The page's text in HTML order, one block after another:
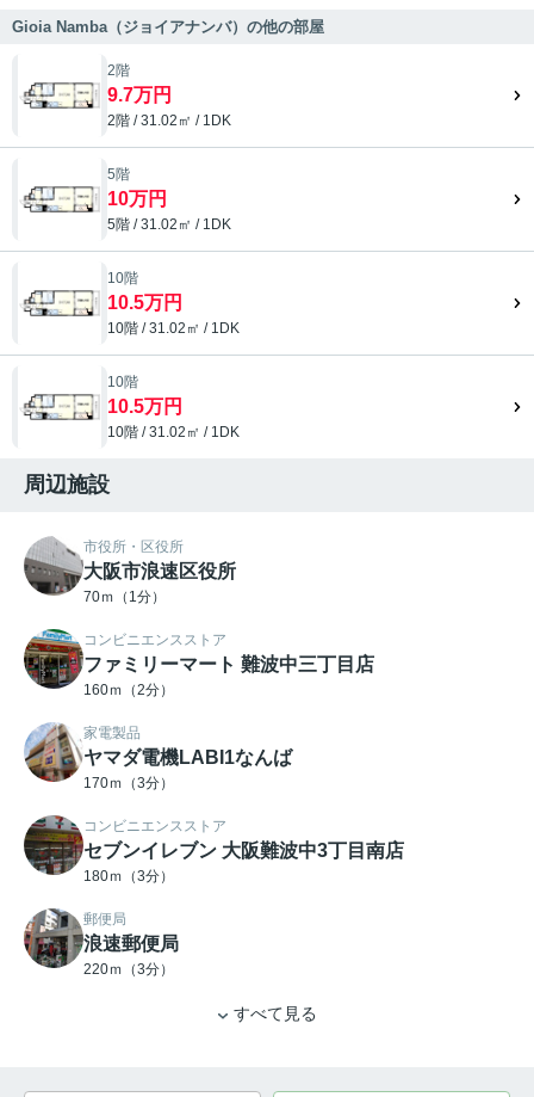
Gioia Namba（ジョイアナンバ）の他の部屋
2階
9.7万円
2階 / 31.02㎡ / 1DK
5階
10万円
5階 / 31.02㎡ / 1DK
10階
10.5万円
10階 / 31.02㎡ / 1DK
10階
10.5万円
10階 / 31.02㎡ / 1DK
周辺施設
市役所・区役所
大阪市浪速区役所
70ｍ（1分）
コンビニエンスストア
ファミリーマート 難波中三丁目店
160ｍ（2分）
家電製品
ヤマダ電機LABI1なんば
170ｍ（3分）
コンビニエンスストア
セブンイレブン 大阪難波中3丁目南店
180ｍ（3分）
郵便局
浪速郵便局
220ｍ（3分）
すべて見る